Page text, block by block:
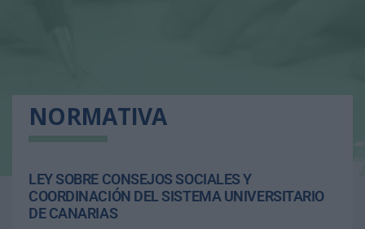
NORMATIVA
LEY SOBRE CONSEJOS SOCIALES Y
COORDINACIÓN DEL SISTEMA UNIVERSITARIO
DE CANARIAS